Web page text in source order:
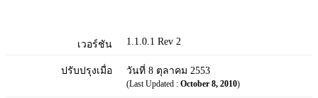
เวอร์ชัน 1.1.0.1 Rev 2
ปรับปรุงเมื่อ วันที่ 8 ตุลาคม 2553
(Last Updated : October 8, 2010)